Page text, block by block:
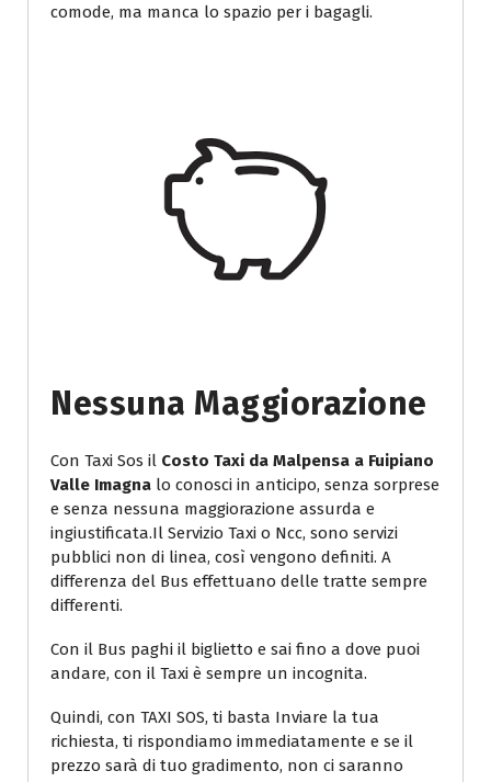
comode, ma manca lo spazio per i bagagli.
Nessuna Maggiorazione
Con Taxi Sos il Costo Taxi da Malpensa a Fuipiano
Valle Imagna lo conosci in anticipo, senza sorprese
e senza nessuna maggiorazione assurda e
ingiustificata.Il Servizio Taxi o Ncc, sono servizi
pubblici non di linea, così vengono definiti. A
differenza del Bus effettuano delle tratte sempre
differenti.
Con il Bus paghi il biglietto e sai fino a dove puoi
andare, con il Taxi è sempre un incognita.
Quindi, con TAXI SOS, ti basta Inviare la tua
richiesta, ti rispondiamo immediatamente e se il
prezzo sarà di tuo gradimento, non ci saranno